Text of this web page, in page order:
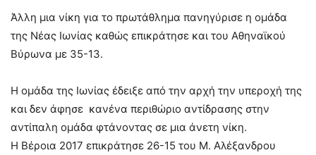
Άλλη μια νίκη για το πρωτάθλημα πανηγύρισε η ομάδα
της Νέας Ιωνίας καθώς επικράτησε και του Αθηναϊκού
Βύρωνα με 35-13.
Η ομάδα της Ιωνίας έδειξε από την αρχή την υπεροχή της
και δεν άφησε κανένα περιθώριο αντίδρασης στην
αντίπαλη ομάδα φτάνοντας σε μια άνετη νίκη.
Η Βέροια 2017 επικράτησε 26-15 του Μ. Αλέξανδρου